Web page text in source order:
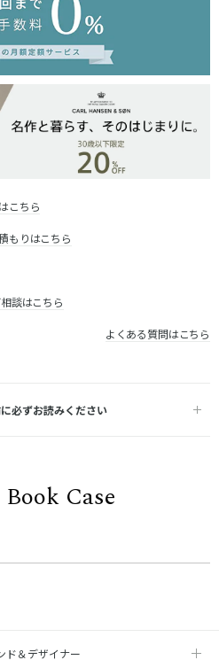
こちら
もりはこちら
談はこちら
よくある質問はこちら
必ずお読みください
Case
ド＆デザイナー